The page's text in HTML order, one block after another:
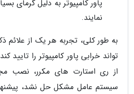
پاور کامپیوتر به دلیل گرمای
نمایند.
به طور کلی، تجربه هر یک از علائم
تواند خرابی پاور کامپیوتر را تایید
از ری استارت های مکرر، نصب
سیستم عامل مشکل حل نشد،